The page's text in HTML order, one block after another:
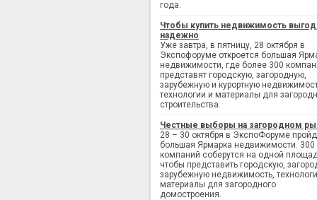
года.
Чтобы купить недвижимость
надежно
Уже завтра, в пятницу, 28 октября в
Экспофоруме откроется большая
недвижимости, где более 300
представят городскую, загородную,
зарубежную и курортную
технологии и материалы для
строительства.
Честные выборы на загородном
28 – 30 октября в ЭкспоФоруме
большая Ярмарка недвижимости. 300
компаний соберутся на одной
чтобы представить городскую,
зарубежную недвижимость,
материалы для загородного
домостроения.